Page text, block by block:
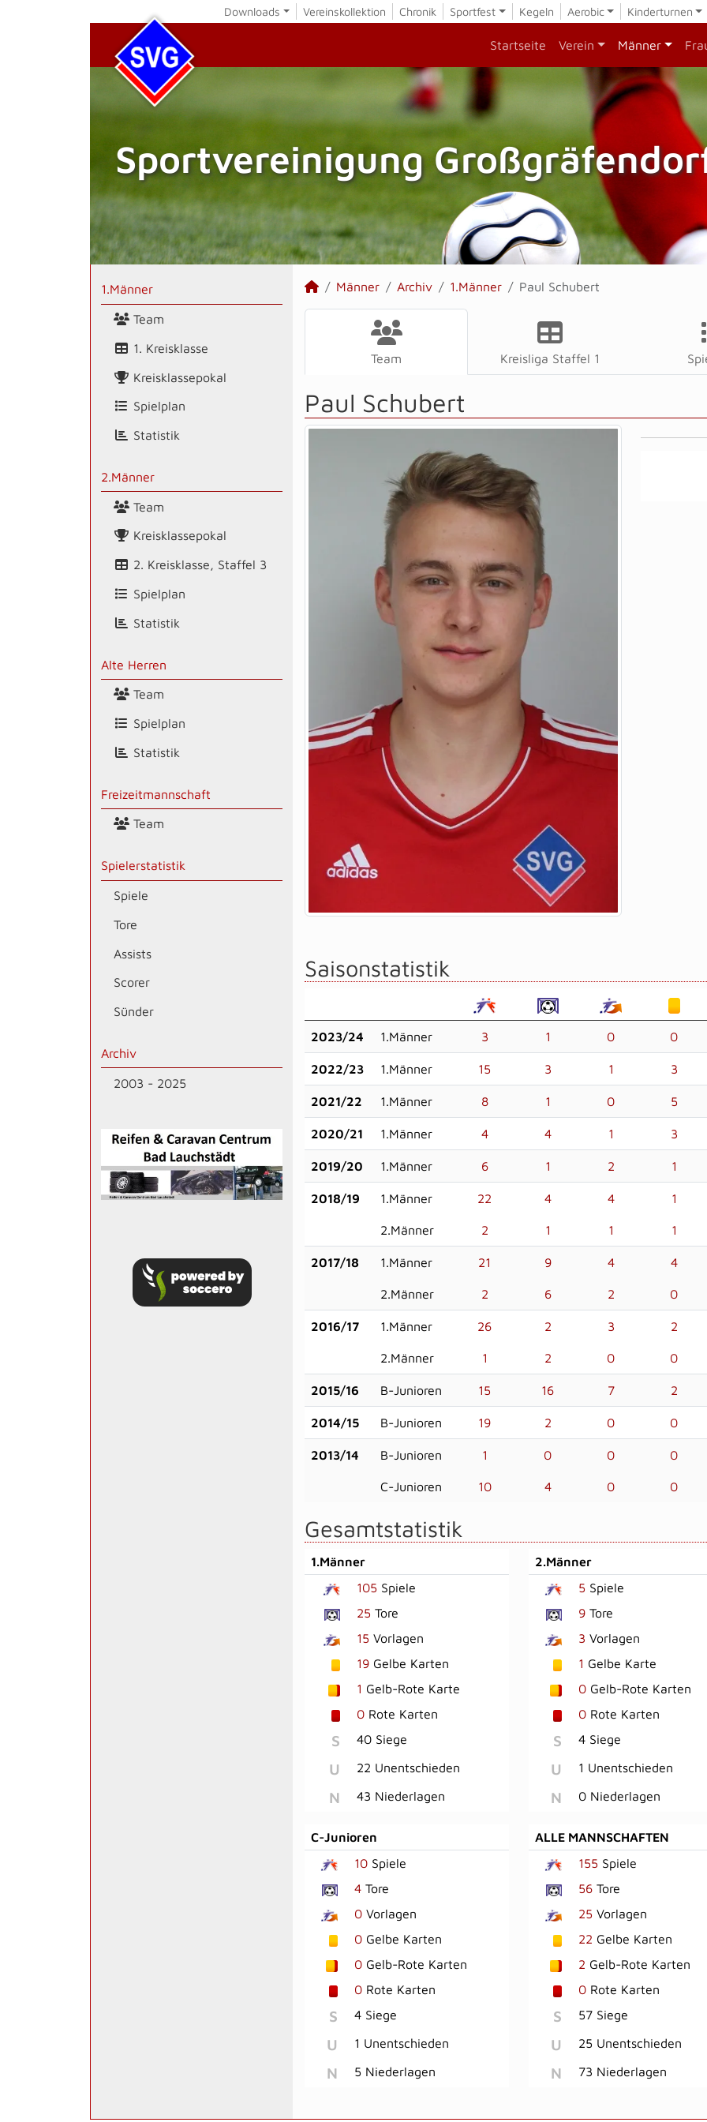
Downloads Vereinskollektion Chronik Sportfest Kegeln Aerobic Kinderturnen
Startseite Verein Männer
Sportvereinigung
1.Männer
Team
1. Kreisklasse
Kreisklassepokal
Spielplan
Statistik
2.Männer
Team
Kreisklassepokal
2. Kreisklasse, Staffel 3
Spielplan
Statistik
Alte Herren
Team
Spielplan
Statistik
Freizeitmannschaft
Team
Spielerstatistik
Spiele
Tore
Assists
Scorer
Sünder
Archiv
2003 - 2025
Männer Archiv 1.Männer Paul Schubert
Team Kreisliga Staffel 1
Paul Schubert
Saisonstatistik
2023/24 1.Männer 3 1 0 0
2022/23 1.Männer 15 3 1 3
2021/22 1.Männer 8 1 0 5
2020/21 1.Männer 4 4 1 3
2019/20 1.Männer 6 1 2 1
2018/19 1.Männer 22 4 4 1
2.Männer 2 1 1 1
2017/18 1.Männer 21 9 4 4
2.Männer 2 6 2 0
2016/17 1.Männer 26 2 3 2
2.Männer 1 2 0 0
2015/16 B-Junioren 15 16 7 2
2014/15 B-Junioren 19 2 0 0
2013/14 B-Junioren 1 0 0 0
C-Junioren 10 4 0 0
Gesamtstatistik
1.Männer
105 Spiele
25 Tore
15 Vorlagen
19 Gelbe Karten
1 Gelb-Rote Karte
0 Rote Karten
S 40 Siege
U 22 Unentschieden
N 43 Niederlagen
2.Männer
5 Spiele
9Tore
3 Vorlagen
1 Gelbe Karte
0Gelb-Rote Karten
0Rote Karten
S 4 Siege
U 1 Unentschieden
N 0 Niederlagen
C-Junioren
10 Spiele
4 Tore
0 Vorlagen
0 Gelbe Karten
0 Gelb-Rote Karten
0 Rote Karten
S 4 Siege
U 1 Unentschieden
N 5 Niederlagen
ALLE MANNSCHAFTEN
155 Spiele
56Tore
25 Vorlagen
22 Gelbe Karten
2 Gelb-Rote Karten
0Rote Karten
S 57 Siege
U 25 Unentschieden
N 73 Niederlagen